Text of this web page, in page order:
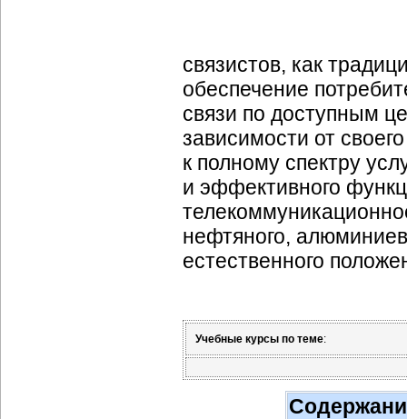
связистов, как
обеспечение
связи по доступным
зависимости от
к полному спектру
и эффективного
нефтяного,
естественного
Учебные курсы по теме: